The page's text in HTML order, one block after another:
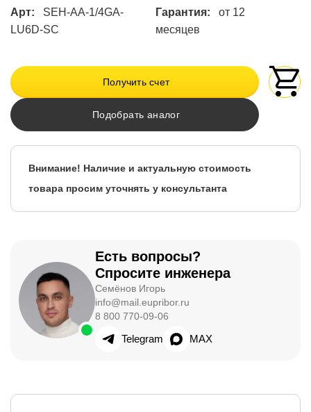
Арт:
SEH-AA-1/4GA-
LU6D-SC
Гарантия:
от 12
месяцев
Получить счет
Подобрать аналог
Внимание! Наличие и актуальную стоимость
товара просим уточнять у консультанта
Есть вопросы?
Спросите инженера
Семёнов Игорь
info@mail.eupribor.ru
8 800 770-09-06
Telegram MAX